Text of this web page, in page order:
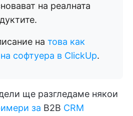
на реалната
на това как
софтуера в ClickUp.
ще разгледаме някои
за B2B CRM